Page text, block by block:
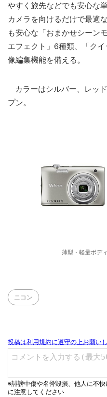
やすく旅先などでも安心な
カメラを向けるだけで最適
も安心な「おまかせシーン
エフェクト」6種類、「ク
像編集機能を備える。
カラーはシルバー、レッ
プン。
薄型・軽量ボデ
ニコン